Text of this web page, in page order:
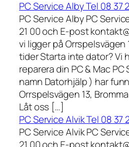
PC Service Alby Tel 08 37
PC Service Alby PC
21 00 och E-post
vi ligger på Orrspelsvägen
tider Starta inte dator? Vi
reparera din PC & Mac
namn Datorhjälp ) har
Orrspelsvägen 13,
Låt oss […]
PC Service Alvik Tel 08 37
PC Service Alvik PC